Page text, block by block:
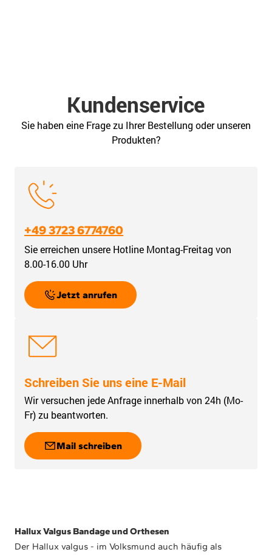
Kundenservice
Sie haben eine Frage zu Ihrer Bestellung oder unseren
Produkten?
+49 3723 6774760
Sie erreichen unsere Hotline Montag-Freitag von
8.00-16.00 Uhr
Jetzt anrufen
Schreiben Sie uns eine E-Mail
Wir versuchen jede Anfrage innerhalb von 24h (Mo-
Fr) zu beantworten.
Mail schreiben
Hallux Valgus Bandage und Orthesen
Der Hallux valgus - im Volksmund auch häufig als